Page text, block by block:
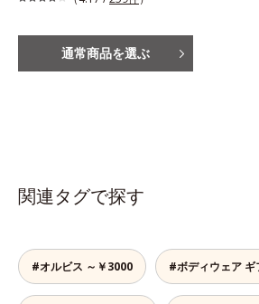
通常商品を選ぶ
関連タグで探す
#オルビス ～￥3000 #ボディウェア ギ